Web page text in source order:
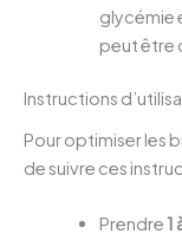
glycémie
peut être
Instructions
Pour optimiser les
de suivre ces
Prendre1